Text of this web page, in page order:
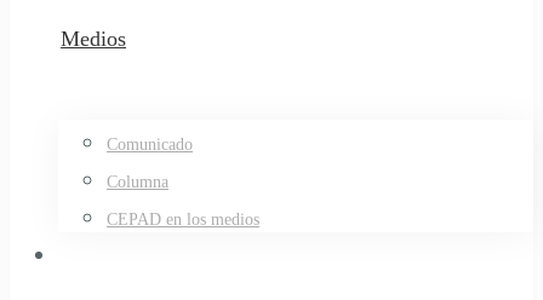
Medios
Comunicado
Columna
CEPAD en los medios